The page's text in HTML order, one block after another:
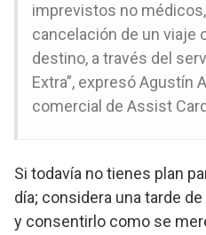
imprevistos no
cancelación de un viaje
destino, a través del
Extra”, expresó Agustín
comercial de Assist
Si todavía no tienes plan
día; considera una tarde
y consentirlo como se